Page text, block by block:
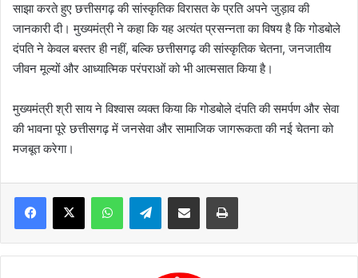
साझा करते हुए छत्तीसगढ़ की सांस्कृतिक विरासत के प्रति अपने जुड़ाव की
जानकारी दी। मुख्यमंत्री ने कहा कि यह अत्यंत प्रसन्नता का विषय है कि गोडबोले
दंपति ने केवल बस्तर ही नहीं, बल्कि छत्तीसगढ़ की सांस्कृतिक चेतना, जनजातीय
जीवन मूल्यों और आध्यात्मिक परंपराओं को भी आत्मसात किया है।
मुख्यमंत्री श्री साय ने विश्वास व्यक्त किया कि गोडबोले दंपति की समर्पण और सेवा
की भावना पूरे छत्तीसगढ़ में जनसेवा और सामाजिक जागरूकता की नई चेतना को
मजबूत करेगा।
Telegram